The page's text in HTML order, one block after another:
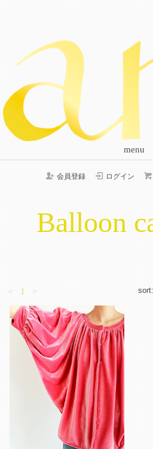
menu
会員登録 ログイン
Balloon
＜ 1 ＞ sort: